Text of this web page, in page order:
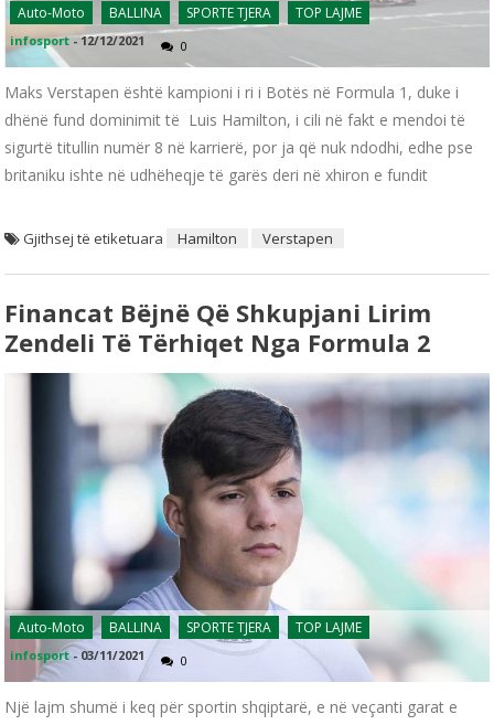
Auto-Moto BALLINA SPORTE TJERA TOP LAJME
infosport -12/12/2021 0
Maks Verstapen është kampioni i ri i Botës në Formula 1, duke i
dhënë fund dominimit të Luis Hamilton, i cili në fakt e mendoi të
sigurtë titullin numër 8 në karrierë, por ja që nuk ndodhi, edhe pse
britaniku ishte në udhëheqje të garës deri në xhiron e fundit
Gjithsej të etiketuara Hamilton Verstapen
Financat Bëjnë Që Shkupjani Lirim
Zendeli Të Tërhiqet Nga Formula 2
Auto-Moto BALLINA SPORTE TJERA TOP LAJME
infosport - 03/11/2021 0
Një lajm shumë i keq për sportin shqiptarë, e në veçanti garat e